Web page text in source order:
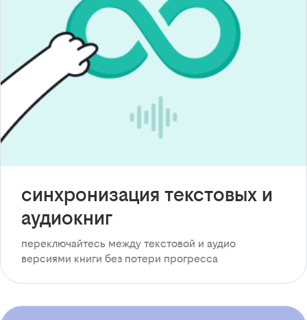
синхронизация текстовых и
аудиокниг
переключайтесь между текстовой и аудио
версиями книги без потери прогресса